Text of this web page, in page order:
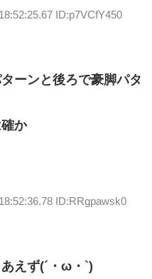
ID:p7VCfY450
ーンと後ろで豪脚パタ
か
ID:RRgpawsk0
えず(´・ω・`)